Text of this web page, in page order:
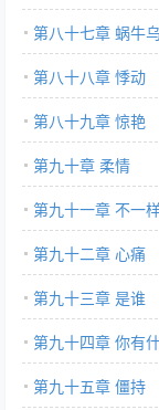
第八十七章 蜗牛
第八十八章 悸动
第八十九章 惊艳
第九十章 柔情
第九十一章 不一
第九十二章 心痛
第九十三章 是谁
第九十四章 你有
第九十五章 僵持